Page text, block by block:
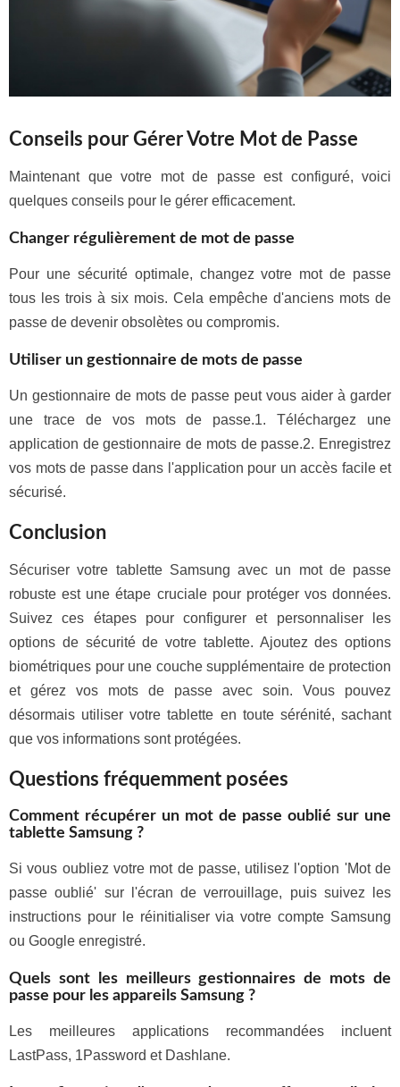
Conseils pour Gérer Votre Mot de Passe
Maintenant que votre mot de passe est configuré, voici
quelques conseils pour le gérer efficacement.
Changer régulièrement de mot de passe
Pour une sécurité optimale, changez votre mot de passe
tous les trois à six mois. Cela empêche d'anciens mots de
passe de devenir obsolètes ou compromis.
Utiliser un gestionnaire de mots de passe
Un gestionnaire de mots de passe peut vous aider à garder
une trace de vos mots de passe.1. Téléchargez une
application de gestionnaire de mots de passe.2. Enregistrez
vos mots de passe dans l'application pour un accès facile et
sécurisé.
Conclusion
Sécuriser votre tablette Samsung avec un mot de passe
robuste est une étape cruciale pour protéger vos données.
Suivez ces étapes pour configurer et personnaliser les
options de sécurité de votre tablette. Ajoutez des options
biométriques pour une couche supplémentaire de protection
et gérez vos mots de passe avec soin. Vous pouvez
désormais utiliser votre tablette en toute sérénité, sachant
que vos informations sont protégées.
Questions fréquemment posées
Comment récupérer un mot de passe oublié sur une
tablette Samsung ?
Si vous oubliez votre mot de passe, utilisez l'option 'Mot de
passe oublié' sur l'écran de verrouillage, puis suivez les
instructions pour le réinitialiser via votre compte Samsung
ou Google enregistré.
Quels sont les meilleurs gestionnaires de mots de
passe pour les appareils Samsung ?
Les meilleures applications recommandées incluent
LastPass, 1Password et Dashlane.